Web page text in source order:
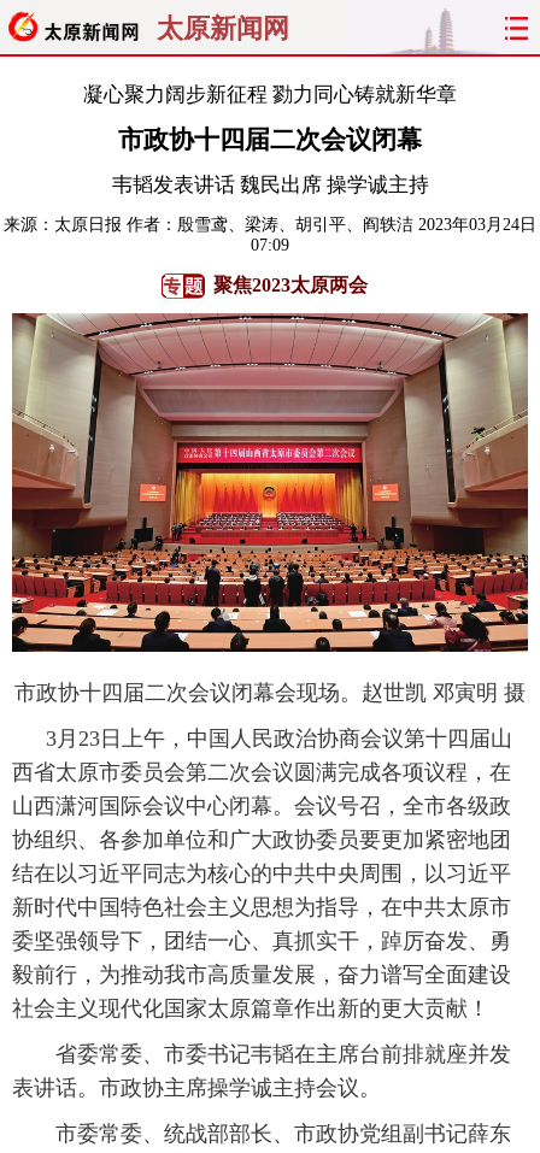
太原新闻网
首页 聚焦 太原 山西
关注 文明
纵横 曝光
理财 政务
看天下 晋月读 最太原 网罗民生
太原日报 太原晚报 热评
凝心聚力阔步新征程 勠力同心铸就新华章
市政协十四届二次会议闭幕
韦韬发表讲话 魏民出席 操学诚主持
来源： 太原日报 作者：殷雪鸢、梁涛、胡引平、阎轶洁 2023年03月24日
07:09
聚焦2023太原两会
市政协十四届二次会议闭幕会现场。赵世凯 邓寅明 摄
3月23日上午，中国人民政治协商会议第十四届山
西省太原市委员会第二次会议圆满完成各项议程，在
山西潇河国际会议中心闭幕。会议号召，全市各级政
协组织、各参加单位和广大政协委员要更加紧密地团
结在以习近平同志为核心的中共中央周围，以习近平
新时代中国特色社会主义思想为指导，在中共太原市
委坚强领导下，团结一心、真抓实干，踔厉奋发、勇
毅前行，为推动我市高质量发展，奋力谱写全面建设
社会主义现代化国家太原篇章作出新的更大贡献！
省委常委、市委书记韦韬在主席台前排就座并发
表讲话。市政协主席操学诚主持会议。
市委常委、统战部部长、市政协党组副书记薛东